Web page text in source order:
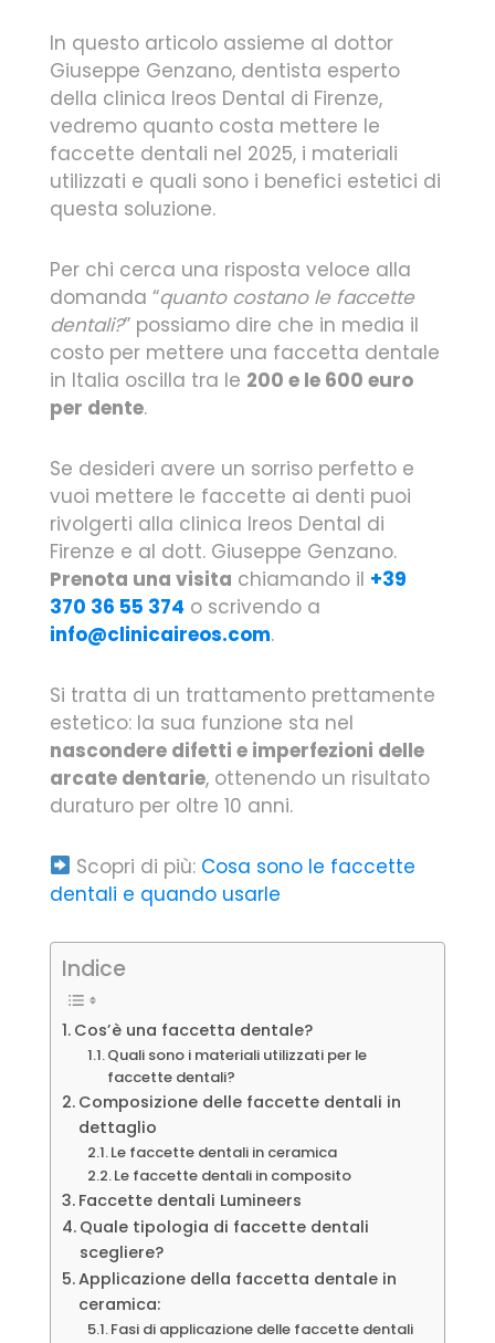
In questo articolo assieme al dottor
Giuseppe Genzano, dentista esperto
della clinica Ireos Dental di Firenze,
vedremo quanto costa mettere le
faccette dentali nel 2025, i materiali
utilizzati e quali sono i benefici estetici di
questa soluzione.
Per chi cerca una risposta veloce alla
domanda “quanto costano le faccette
dentali?” possiamo dire che in media il
costo per mettere una faccetta dentale
in Italia oscilla tra le 200 e le 600 euro
per dente.
Se desideri avere un sorriso perfetto e
vuoi mettere le faccette ai denti puoi
rivolgerti alla clinica Ireos Dental di
Firenze e al dott. Giuseppe Genzano.
Prenota una visita chiamando il +39
370 36 55 374 o scrivendo a
info@clinicaireos.com.
Si tratta di un trattamento prettamente
estetico: la sua funzione sta nel
nascondere difetti e imperfezioni delle
arcate dentarie, ottenendo un risultato
duraturo per oltre 10 anni.
Scopri di più: Cosa sono le faccette
dentali e quando usarle
Indice
Cos’è una faccetta dentale?
Quali sono i materiali utilizzati per le
faccette dentali?
Composizione delle faccette dentali in
dettaglio
Le faccette dentali in ceramica
Le faccette dentali in composito
Faccette dentali Lumineers
Quale tipologia di faccette dentali
scegliere?
Applicazione della faccetta dentale in
ceramica:
Fasi di applicazione delle faccette dentali